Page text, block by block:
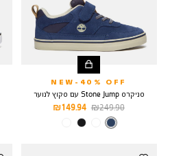
NEW-40% OFF
סניקרס Stone Jump עם סקוץ לנוער
מחיר
מוצר
149.94 ₪
מחיר
רגיל
249.90 ₪
צבע
DARK